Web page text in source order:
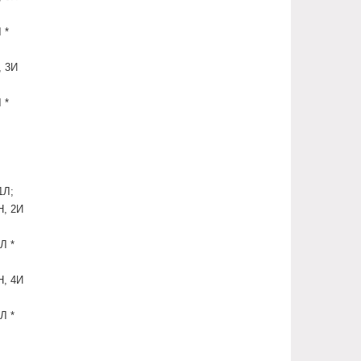
*
3И
*
2И
*
4И
*